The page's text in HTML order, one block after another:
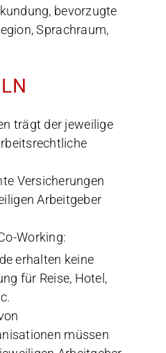
bevorzugte
Sprachraum,
trägt der jeweilige
Versicherungen
Arbeitgeber
Working:
erhalten keine
für Reise, Hotel,
müssen